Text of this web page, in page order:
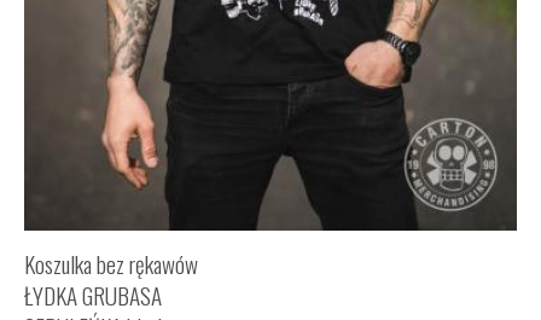
Koszulka bez rękawów
ŁYDKA GRUBASA